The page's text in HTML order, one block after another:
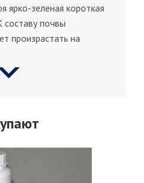
ярко-зеленая короткая
составу почвы
произрастать на